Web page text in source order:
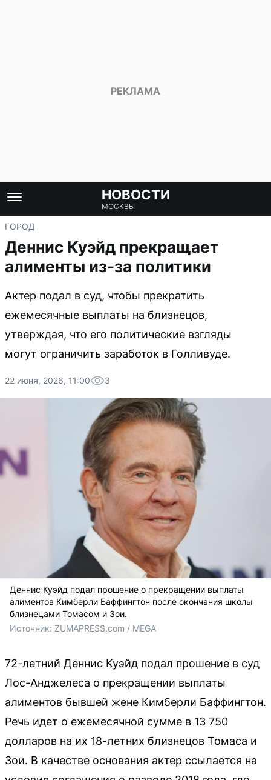
НОВОСТИ
МОСКВЫ
ГОРОД
Деннис Куэйд прекращает
алименты из-за политики
Актер подал в суд, чтобы прекратить
ежемесячные выплаты на близнецов,
утверждая, что его политические взгляды
могут ограничить заработок в Голливуде.
22 июня, 2026, 11:00 3
Деннис Куэйд подал прошение о прекращении выплаты
алиментов Кимберли Баффингтон после окончания школы
близнецами Томасом и Зои.
Источник: ZUMAPRESS.com / MEGA
72-летний Деннис Куэйд подал прошение в суд
Лос-Анджелеса о прекращении выплаты
алиментов бывшей жене Кимберли Баффингтон.
Речь идет о ежемесячной сумме в 13 750
долларов на их 18-летних близнецов Томаса и
Зои. В качестве основания актер ссылается на